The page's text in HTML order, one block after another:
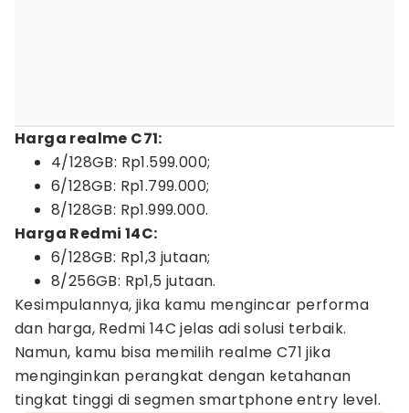
Harga realme C71:
4/128GB: Rp1.599.000;
6/128GB: Rp1.799.000;
8/128GB: Rp1.999.000.
Harga Redmi 14C:
6/128GB: Rp1,3 jutaan;
8/256GB: Rp1,5 jutaan.
Kesimpulannya, jika kamu mengincar performa
dan harga, Redmi 14C jelas adi solusi terbaik.
Namun, kamu bisa memilih realme C71 jika
menginginkan perangkat dengan ketahanan
tingkat tinggi di segmen smartphone entry level.